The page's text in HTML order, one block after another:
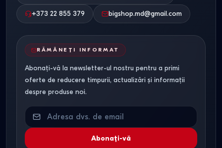
+373 22 855 379 bigshop.md@gmail.com
RĂMÂNEȚI INFORMAT
Abonați-vă la newsletter-ul nostru pentru a primi
oferte de reducere timpurii, actualizări și informații
despre produse noi.
Abonați-vă